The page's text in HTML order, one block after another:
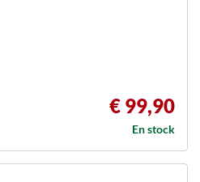
€ 99,90
En stock